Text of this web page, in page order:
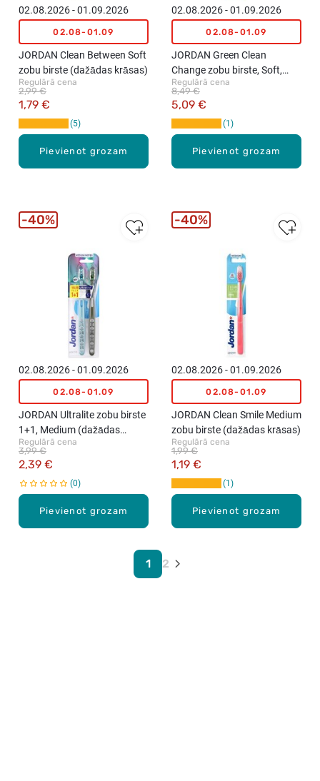
Pievienot grozam
02.08.2026 - 01.09.2026
02.08-01.09
JORDAN Clean Between Soft
zobu birste (dažādas krāsas)
Regulārā cena
1,79 €
2,99 €
5
Pievienot grozam
02.08.2026 - 01.09.2026
02.08-01.09
JORDAN Green Clean
Change zobu birste, Soft,
4gab. (dažādas krāsas)
Regulārā cena
5,09 €
8,49 €
1
Pievienot grozam
02.08.2026 - 01.09.2026
02.08-01.09
JORDAN Ultralite zobu birste
1+1, Medium (dažādas
krāsas)
Regulārā cena
2,39 €
3,99 €
0
40%
Pievienot grozam
02.08.2026 - 01.09.2026
02.08-01.09
JORDAN Clean Smile Medium
zobu birste (dažādas krāsas)
Regulārā cena
1,19 €
1,99 €
1
40%
1 2